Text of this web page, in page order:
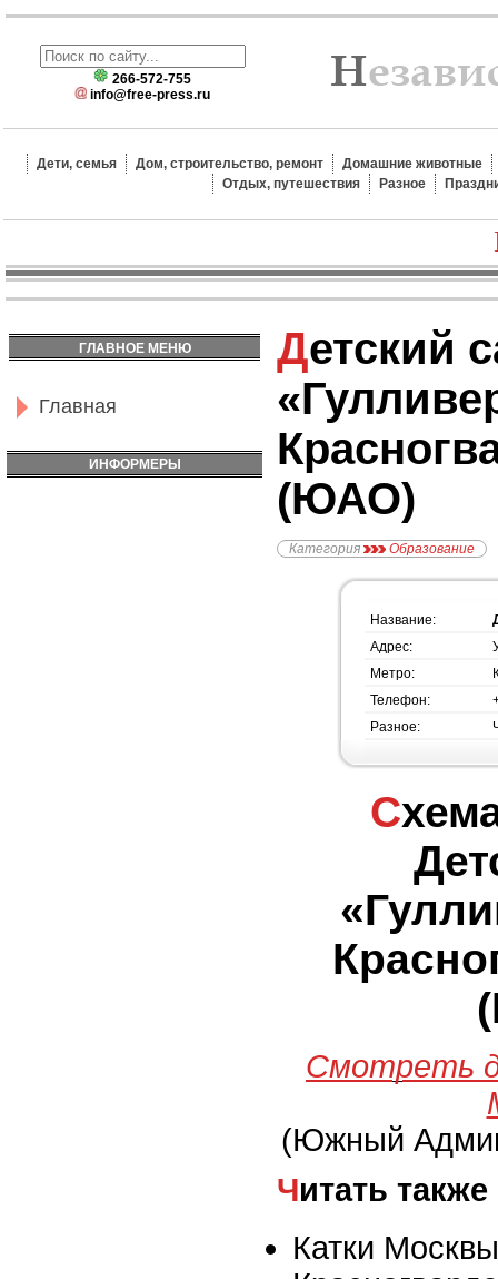
266-572-755
info@free-press.ru
Дети, семья Дом, строительство, ремонт
Домашние животные
Отдых, путешествия
Разное
ГЛАВНОЕ МЕНЮ
Главная
ИНФОРМЕРЫ
Детский сад
(ЮАО)
Категория Образование
Название:
Адрес:
Метро:
Телефон:
Разное:
Схема проезда -
Смотреть
(Южный
Читать также
Катки